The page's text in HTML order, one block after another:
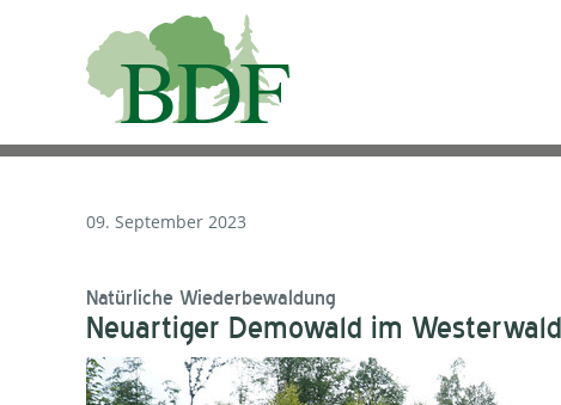
09. September 2023
Natürliche Wiederbewaldung
Neuartiger Demowald im Westerwald